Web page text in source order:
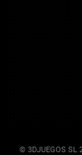
© 3DJUEGOS SL